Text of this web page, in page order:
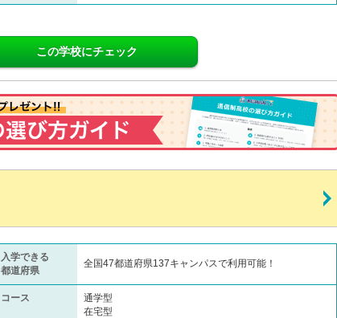
この学校にチェック
入学できる
都道府県
全国47都道府県137キャンパスで利用可能！
コース
通学型
在宅型